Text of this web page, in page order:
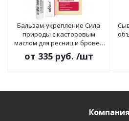
Бальзам-укрепление Сила
природы с касторовым
маслом для ресниц и бровей
от 335 руб. /шт
Компания